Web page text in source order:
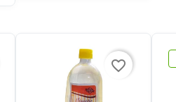
favorite_border